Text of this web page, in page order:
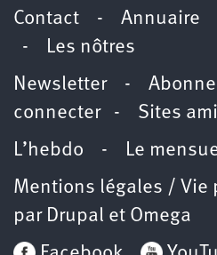
Contact - Annuaire
- Les nôtres
Newsletter-
connecter- Sites
L’hebdo - Le
Mentions légales / Vie
par Drupal et Omega